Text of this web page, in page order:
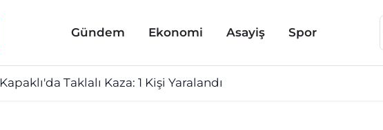
Gündem Ekonomi Asayiş Spor
Kapaklı'da Taklalı Kaza: 1 Kişi Yaralandı